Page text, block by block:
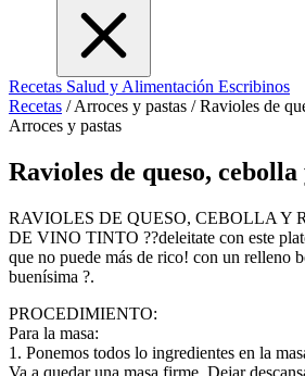
Recetas Salud y Alimentación Escribinos
Recetas / Arroces y pastas / Ravioles de
Arroces y pastas
Ravioles de queso,
RAVIOLES DE QUESO, CEBOLLA Y
DE VINO TINTO ??deleitate con este
que no puede más de rico! con un relleno
buenísima ?.
PROCEDIMIENTO:
Para la masa:
1. Ponemos todos lo ingredientes en la
Va a quedar una masa firme. Dejar